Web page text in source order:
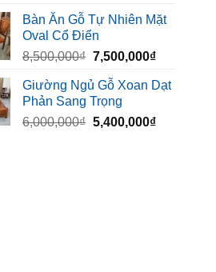
là:
Bàn Ăn Gỗ Tự Nhiên Mặt
Oval Cổ Điển
8,500,000₫ Giá
là:
8,500,000₫.
7,500,000₫Giá
tại
Giường Ngủ Gỗ Xoan Dạt
Phản Sang Trọng
6,000,000₫ Giá
5,400,000₫Giá